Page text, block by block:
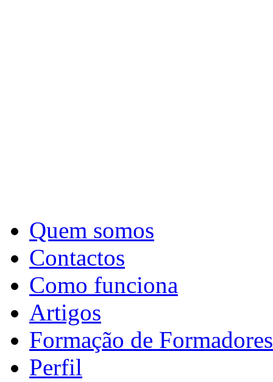
Quem somos
Contactos
Como funciona
Artigos
Formação de Formadores
Perfil